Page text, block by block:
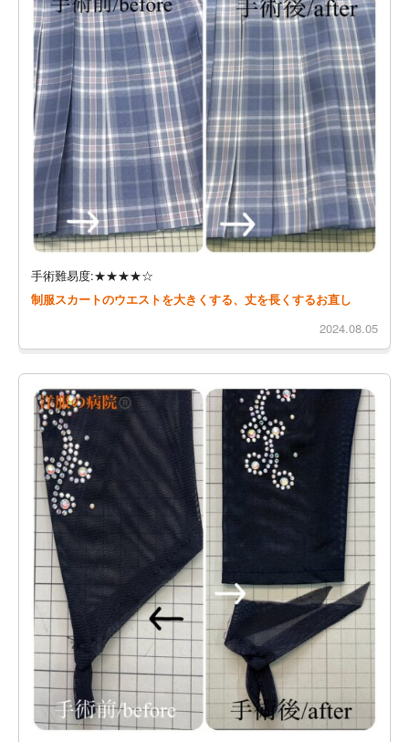
手術難易度:★★★★☆
制服スカートのウエストを大きくする、丈を長くするお直し
2024.08.05